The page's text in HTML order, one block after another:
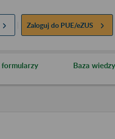
Zaloguj do PUE/eZUS
Baza wiedzy